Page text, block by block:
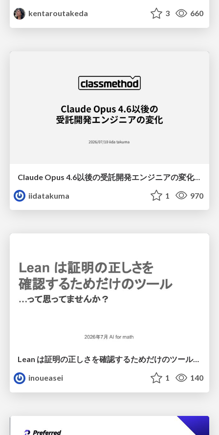
kentaroutakeda
3 660
Claude Opus 4.6以後の受託開発エンジニアの変化(Claude Code開発ノウハウ大公開スペシャルbyクラスメソッド)
iidatakuma
1 970
Lean は証明の正しさを確認するためだけのツールって思ってませんか？
inoueasei
1 140